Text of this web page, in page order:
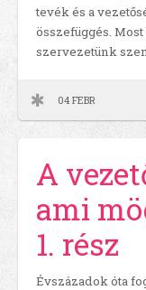
tevék és a
összefüggés.
szervezetünk
04 FEBR
A
ami
1. rész
Évszázadok óta